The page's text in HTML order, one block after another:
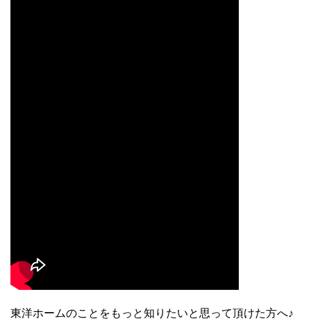
東洋ホームのことをもっと知りたいと思って頂けた方へ♪